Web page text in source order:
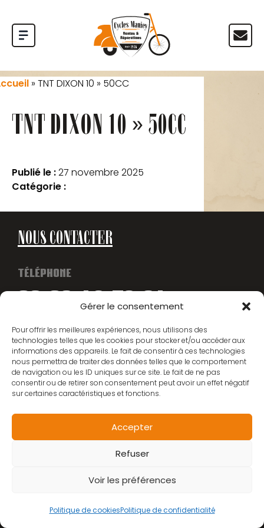
Gérer le consentement
Pour offrir les meilleures expériences, nous utilisons des
technologies telles que les cookies pour stocker et/ou accéder aux
informations des appareils. Le fait de consentir à ces technologies
nous permettra de traiter des données telles que le comportement
de navigation ou les ID uniques sur ce site. Le fait de ne pas
consentir ou de retirer son consentement peut avoir un effet négatif
sur certaines caractéristiques et fonctions.
Accepter
Refuser
Voir les préférences
Politique de cookiesPolitique de confidentialité
» TNT DIXON 10 » 50CC
TNT DIXON 10 » 50CC
Publié le :27 novembre 2025
Catégorie :
NOUS CONTACTER
TÉLÉPHONE
02 96 43 78 64
EMAIL
CONTACT@CYCLES-MANIEY.FR
ADRESSE
2 rue Maréchal Foch, 22200 Guingamp
Trottinettes Electriques